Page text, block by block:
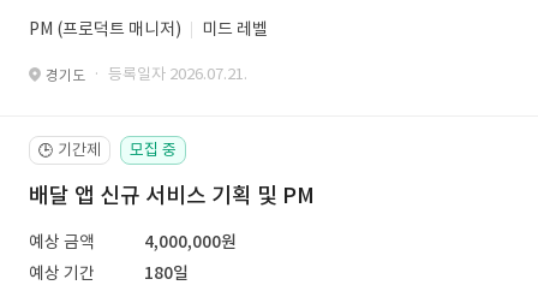
PM (프로덕트 매니저) 미드 레벨
경기도 · 등록일자 2026.07.21.
🕒 기간제 모집 중
배달 앱 신규 서비스 기획 및 PM
예상 금액
4,000,000원
예상 기간
180일